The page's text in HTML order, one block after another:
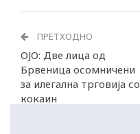
ПРЕТХОДНО
ОЈО: Две лица од
Брвеница осомничени
за илегална трговија со
кокаин